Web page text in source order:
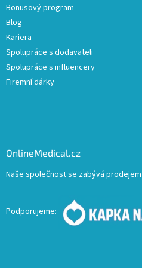
Bonusový program
Blog
Kariera
Spolupráce s dodavateli
Spolupráce s influencery
Firemní dárky
OnlineMedical.cz
Naše společnost se zabývá
Podporujeme: